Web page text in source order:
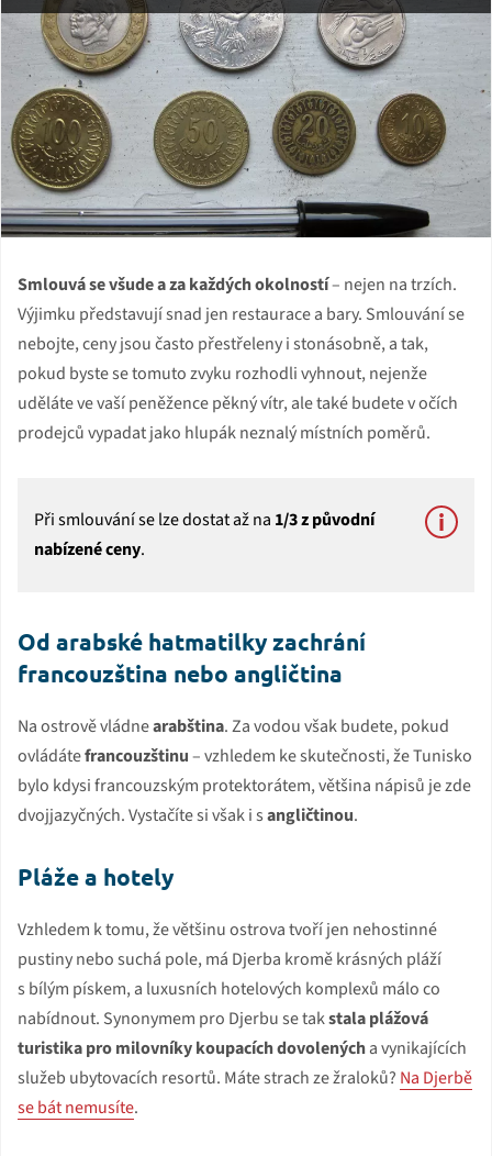
Smlouvá se všude a za každých okolností– nejen na trzích.
Výjimku představují snad jen restaurace a bary. Smlouvání se
nebojte, ceny jsou často přestřeleny i stonásobně, a tak,
pokud byste se tomuto zvyku rozhodli vyhnout, nejenže
uděláte ve vaší peněžence pěkný vítr, ale také budete v očích
prodejců vypadat jako hlupák neznalý místních poměrů.
Při smlouvání se lze dostat až na 1/3 z původní
nabízené ceny.
Od arabské hatmatilky zachrání
francouzština nebo angličtina
Na ostrově vládnearabština. Za vodou však budete, pokud
ovládátefrancouzštinu– vzhledem ke skutečnosti, že Tunisko
bylo kdysi francouzským protektorátem, většina nápisů je zde
dvojjazyčných. Vystačíte si však i sangličtinou.
Pláže a hotely
Vzhledem k tomu, že většinu ostrova tvoří jen nehostinné
pustiny nebo suchá pole, má Djerba kromě krásných pláží
s bílým pískem, a luxusních hotelových komplexů málo co
nabídnout. Synonymem pro Djerbu se takstala plážová
turistika pro milovníky koupacích dovolenýcha vynikajících
služeb ubytovacích resortů. Máte strach ze žraloků? Na Djerbě
se bát nemusíte.